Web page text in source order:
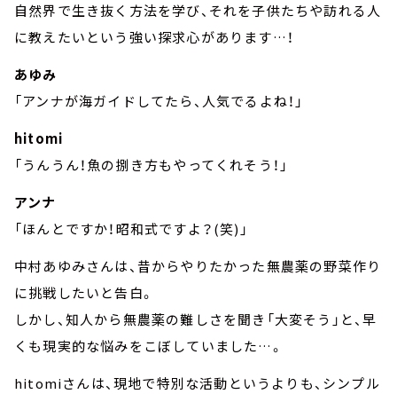
自然界で生き抜く方法を学び、それを子供たちや訪れる人
に教えたいという強い探求心があります…！
あゆみ
「アンナが海ガイドしてたら、人気でるよね！」
hitomi
「うんうん！魚の捌き方もやってくれそう！」
アンナ
「ほんとですか！昭和式ですよ？(笑)」
中村あゆみさんは、昔からやりたかった無農薬の野菜作り
に挑戦したいと告白。
しかし、知人から無農薬の難しさを聞き「大変そう」と、早
くも現実的な悩みをこぼしていました…。
hitomiさんは、現地で特別な活動というよりも、シンプル